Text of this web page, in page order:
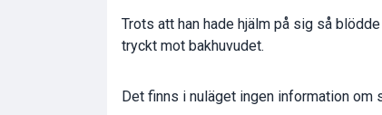
Trots att han hade hjälm på sig så
tryckt mot bakhuvudet.
Det finns i nuläget ingen information om